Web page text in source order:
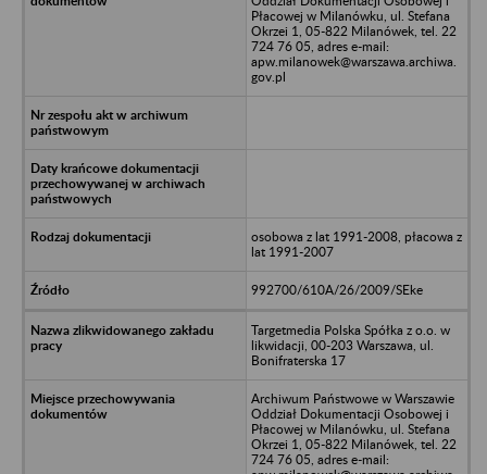
Płacowej w Milanówku, ul. Stefana
Okrzei 1, 05-822 Milanówek, tel. 22
724 76 05, adres e-mail:
apw.milanowek@warszawa.archiwa.
gov.pl
osobowa z lat 1991-2008, płacowa z
lat 1991-2007
992700/610A/26/2009/SEke
Targetmedia Polska Spółka z o.o. w
likwidacji, 00-203 Warszawa, ul.
Bonifraterska 17
Archiwum Państwowe w Warszawie
Oddział Dokumentacji Osobowej i
Płacowej w Milanówku, ul. Stefana
Okrzei 1, 05-822 Milanówek, tel. 22
724 76 05, adres e-mail: